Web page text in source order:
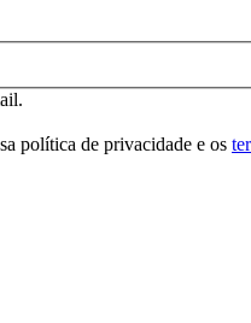
política de privacidade e os